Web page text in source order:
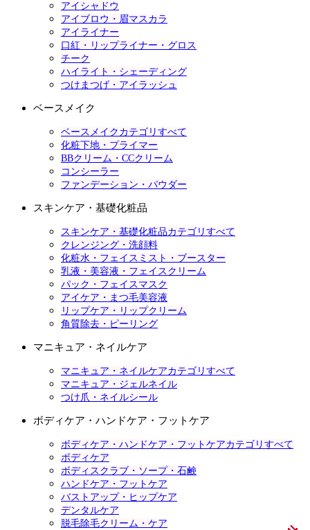
アイシャドウ
アイブロウ・眉マスカラ
アイライナー
口紅・リップライナー・グロス
チーク
ハイライト・シェーディング
つけまつげ・アイラッシュ
ベースメイク
ベースメイクカテゴリすべて
化粧下地・プライマー
BBクリーム・CCクリーム
コンシーラー
ファンデーション・パウダー
スキンケア・基礎化粧品
スキンケア・基礎化粧品カテゴリすべて
クレンジング・洗顔料
化粧水・フェイスミスト・ブースター
乳液・美容液・フェイスクリーム
パック・フェイスマスク
アイケア・まつ毛美容液
リップケア・リップクリーム
角質除去・ピーリング
マニキュア・ネイルケア
マニキュア・ネイルケアカテゴリすべて
マニキュア・ジェルネイル
つけ爪・ネイルシール
ボディケア・ハンドケア・フットケア
ボディケア・ハンドケア・フットケアカテゴリすべて
ボディケア
ボディスクラブ・ソープ・石鹸
ハンドケア・フットケア
バストアップ・ヒップケア
デンタルケア
脱毛除毛クリーム・ケア